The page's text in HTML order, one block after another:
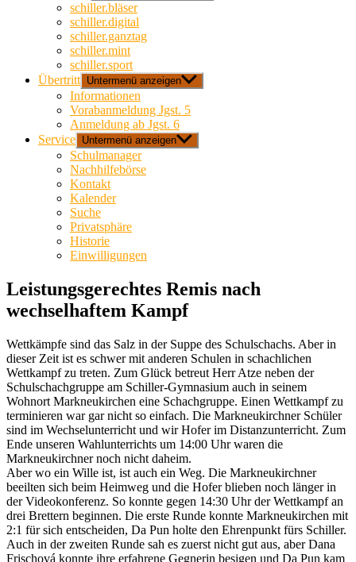
schiller.bläser
schiller.digital
schiller.ganztag
schiller.mint
schiller.sport
Übertritt Untermenü anzeigen
Informationen
Vorabanmeldung Jgst. 5
Anmeldung ab Jgst. 6
Service Untermenü anzeigen
Schulmanager
Nachhilfebörse
Kontakt
Kalender
Suche
Privatsphäre
Historie
Einwilligungen
Leistungsgerechtes Remis nach
wechselhaftem Kampf
Wettkämpfe sind das Salz in der Suppe des Schulschachs. Aber in
dieser Zeit ist es schwer mit anderen Schulen in schachlichen
Wettkampf zu treten. Zum Glück betreut Herr Atze neben der
Schulschachgruppe am Schiller-Gymnasium auch in seinem
Wohnort Markneukirchen eine Schachgruppe. Einen Wettkampf zu
terminieren war gar nicht so einfach. Die Markneukirchner Schüler
sind im Wechselunterricht und wir Hofer im Distanzunterricht. Zum
Ende unseren Wahlunterrichts um 14:00 Uhr waren die
Markneukirchner noch nicht daheim.
Aber wo ein Wille ist, ist auch ein Weg. Die Markneukirchner
beeilten sich beim Heimweg und die Hofer blieben noch länger in
der Videokonferenz. So konnte gegen 14:30 Uhr der Wettkampf an
drei Brettern beginnen. Die erste Runde konnte Markneukirchen mit
2:1 für sich entscheiden, Da Pun holte den Ehrenpunkt fürs Schiller.
Auch in der zweiten Runde sah es zuerst nicht gut aus, aber Dana
Frischová konnte ihre erfahrene Gegnerin besigen und Da Pun kam